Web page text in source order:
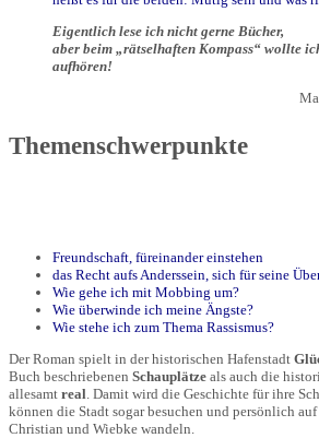
Eigentlich lese ich nicht gerne Bücher,
aber beim „rätselhaften Kompass“ wollte
aufhören!
Themenschwerpunkte
Freundschaft, füreinander einstehen
das Recht aufs Anderssein, sich für seine
Wie gehe ich mit Mobbing um?
Wie überwinde ich meine Ängste?
Wie stehe ich zum Thema Rassismus?
Der Roman spielt in der historischen Hafenstadt
Buch beschriebenen Schauplätze als auch die
allesamt real . Damit wird die Geschichte für ihre
können die Stadt sogar besuchen und persönlich
Christian und Wiebke wandeln.